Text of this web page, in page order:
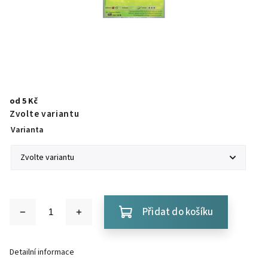
od 5 Kč
Zvolte variantu
Varianta
Přidat do košíku
Detailní informace